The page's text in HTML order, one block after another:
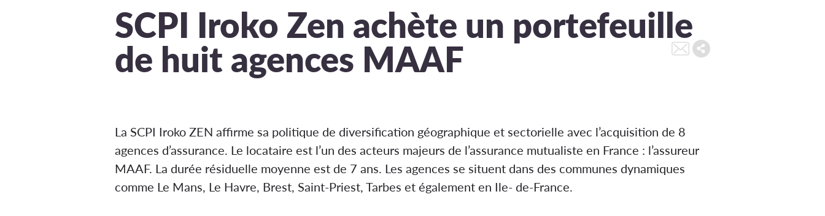
SCPI Iroko Zen achète un portefeuille
de huit agences MAAF
La SCPI Iroko ZEN affirme sa politique de diversification géographique et sectorielle avec l’acquisition de 8
agences d’assurance. Le locataire est l’un des acteurs majeurs de l’assurance mutualiste en France : l’assureur
MAAF. La durée résiduelle moyenne est de 7 ans. Les agences se situent dans des communes dynamiques
comme Le Mans, Le Havre, Brest, Saint-Priest, Tarbes et également en Ile- de-France.